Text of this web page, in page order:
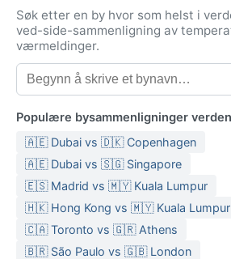
Søk etter en by hvor som helst i
ved-side-sammenligning av
værmeldinger.
Populære bysammenligninger
🇦🇪 Dubai vs 🇩🇰 Copenhagen
🇦🇪 Dubai vs 🇸🇬 Singapore
🇪🇸 Madrid vs 🇲🇾 Kuala Lumpur
🇭🇰 Hong Kong vs 🇲🇾 Kuala Lumpur
🇨🇦 Toronto vs 🇬🇷 Athens
🇧🇷 São Paulo vs 🇬🇧 London